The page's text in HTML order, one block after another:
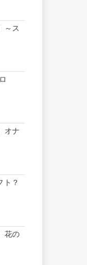
～ス
オナ
？
花の